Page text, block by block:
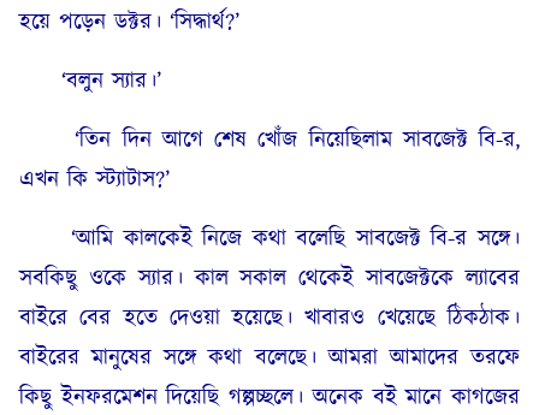
হয়ে পড়েন ডক্টর। ‘সিদ্ধার্থ?’
‘বলুন স্যার।’
‘তিন দিন আগে শেষ খোঁজ নিয়েছিলাম সাবজেক্ট বি-র,
এখন কি স্ট্যাটাস?’
‘আমি কালকেই নিজে কথা বলেছি সাবজেক্ট বি-র সঙ্গে।
সবকিছু ওকে স্যার। কাল সকাল থেকেই সাবজেক্টকে ল্যাবের
বাইরে বের হতে দেওয়া হয়েছে। খাবারও খেয়েছে ঠিকঠাক।
বাইরের মানুষের সঙ্গে কথা বলেছে। আমরা আমাদের তরফে
কিছু ইনফরমেশন দিয়েছি গল্পচ্ছলে। অনেক বই মানে কাগজের